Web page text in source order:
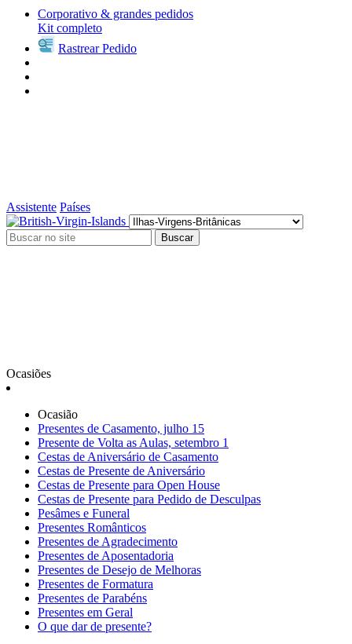
Corporativo & grandes pedidos
Kit completo
Rastrear Pedido
Assistente Países
Buscar
Ocasiões
Ocasião
Presentes de Casamento, julho 15
Presente de Volta as Aulas, setembro 1
Cestas de Aniversário de Casamento
Cestas de Presente de Aniversário
Cestas de Presente para Open House
Cestas de Presente para Pedido de Desculpas
Pesâmes e Funeral
Presentes Românticos
Presentes de Agradecimento
Presentes de Aposentadoria
Presentes de Desejo de Melhoras
Presentes de Formatura
Presentes de Parabéns
Presentes em Geral
O que dar de presente?